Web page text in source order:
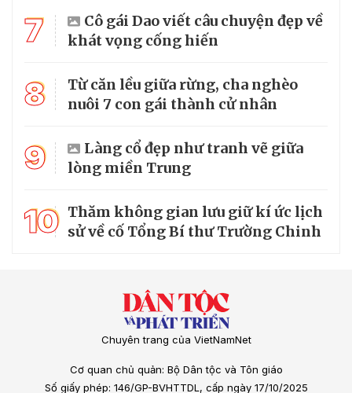
7
Cô gái Dao viết câu chuyện đẹp về
khát vọng cống hiến
8
Từ căn lều giữa rừng, cha nghèo
nuôi 7 con gái thành cử nhân
9
Làng cổ đẹp như tranh vẽ giữa
lòng miền Trung
10 Thăm không gian lưu giữ kí ức lịch
sử về cố Tổng Bí thư Trường Chinh
Chuyên trang của VietNamNet
Cơ quan chủ quản: Bộ Dân tộc và Tôn giáo
Số giấy phép: 146/GP-BVHTTDL, cấp ngày 17/10/2025